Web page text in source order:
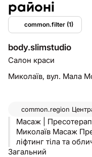
районі
common.filter (1)
body.slimstudio
Салон краси
Миколаїв, вул. Мала
common.region
Масаж |
Миколаїв Масаж
ліфтинг тіла та
Загальний